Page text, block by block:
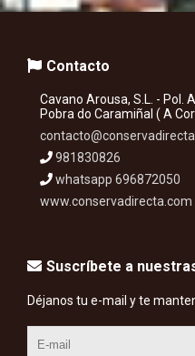
Contacto
Cavano Arousa, S.L. - Pol.
Pobra do Caramiñal ( A
981830826
whatsapp 696872050
www.conservadirecta.com
Suscríbete a
Déjanos tu e-mail y te